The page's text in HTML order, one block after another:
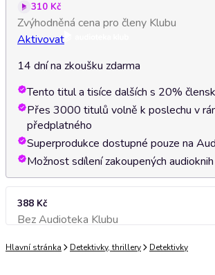
310 Kč
Zvýhodněná cena pro členy Klubu
Aktivovat
14 dní na zkoušku zdarma
Tento titul a tisíce dalších s 20%
Přes 3000 titulů volně k poslechu v
předplatného
Superprodukce dostupné pouze na
Možnost sdílení zakoupených
388 Kč
Bez Audioteka KlubuPřidat do košíku
Hlavní stránka Detektivky, thrillery Detektivky